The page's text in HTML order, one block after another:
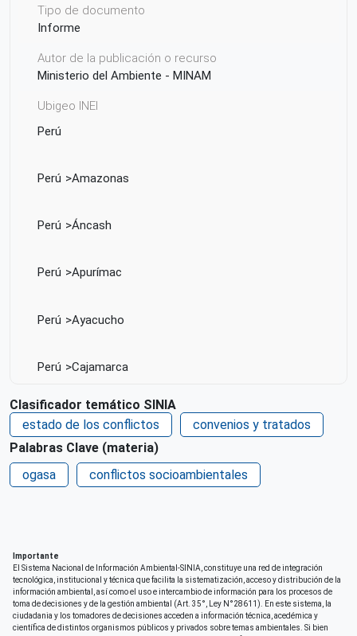
Tipo de documento
Informe
Autor de la publicación o recurso
Ministerio del Ambiente - MINAM
Ubigeo INEI
Perú
Perú Amazonas
Perú Áncash
Perú Apurímac
Perú Ayacucho
Perú Cajamarca
Perú Callao
Perú Cusco
Perú
Perú Ica
Clasificador temático SINIA
estado de los conflictos
convenios y tratados
Palabras Clave (materia)
ogasa
conflictos socioambientales
Importante
El Sistema Nacional de Información Ambiental-SINIA, constituye una red de integración
tecnológica, institucional y técnica que facilita la sistematización, acceso y distribución de la
información ambiental, así como el uso e intercambio de información para los procesos de
toma de decisiones y de la gestión ambiental (Art. 35°, Ley N°28611). En este sistema, la
ciudadania y los tomadores de decisiones acceden a información técnica, acedémica y
científica de distintos organismos públicos y privados sobre temas ambientales. Si bien